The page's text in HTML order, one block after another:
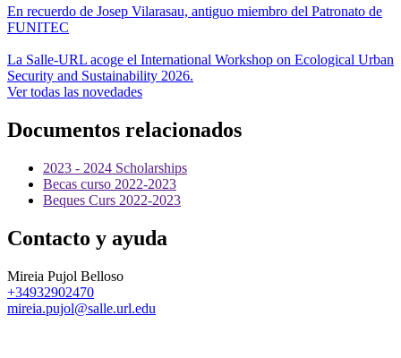
En recuerdo de Josep Vilarasau, antiguo miembro del Patronato de
FUNITEC
La Salle-URL acoge el International Workshop on Ecological Urban
Security and Sustainability 2026.
Ver todas las novedades
Documentos relacionados
2023 - 2024 Scholarships
Becas curso 2022-2023
Beques Curs 2022-2023
Contacto y ayuda
Mireia Pujol Belloso
+34932902470
mireia.pujol@salle.url.edu